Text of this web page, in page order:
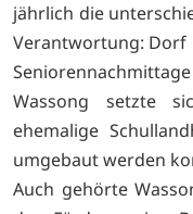
jährlich die
Verantwortung: Dorf
Wassong setzte
ehemalige
umgebaut werden
Auch gehörte